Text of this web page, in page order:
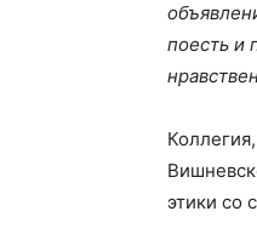
поесть и
этики со